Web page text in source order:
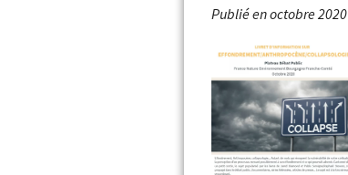
Publié enoctobre 2020